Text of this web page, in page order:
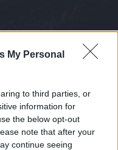
My Personal
to third parties, or
information for
the below opt-out
note that after your
continue seeing